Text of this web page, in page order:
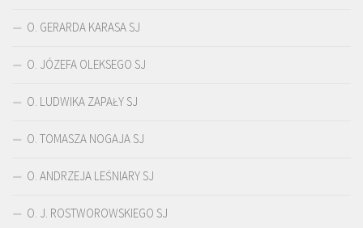
O. GERARDA KARASA SJ
O. JÓZEFA OLEKSEGO SJ
O. LUDWIKA ZAPAŁY SJ
O. TOMASZA NOGAJA SJ
O. ANDRZEJA LEŚNIARY SJ
O. J. ROSTWOROWSKIEGO SJ